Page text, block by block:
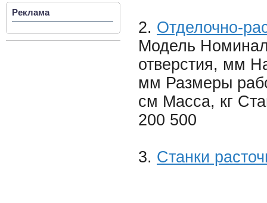
Реклама
2. Отделочно-
Модель
отверстия, мм
мм Размеры
см Масса, кг
200 500
3. Станки